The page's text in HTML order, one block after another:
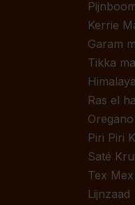
Kerrie
Garam
Tikka
Ras el
Oregano
Piri Piri
Saté
Tex
Lijnzaad